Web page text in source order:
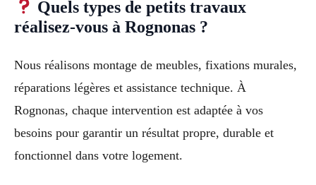
Quels types de petits travaux
réalisez-vous à Rognonas ?
Nous réalisons montage de meubles, fixations murales,
réparations légères et assistance technique. À
Rognonas, chaque intervention est adaptée à vos
besoins pour garantir un résultat propre, durable et
fonctionnel dans votre logement.